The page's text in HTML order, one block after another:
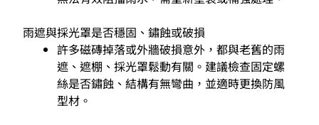
雨遮與採光罩是否穩固、鏽蝕或破損
許多磁磚掉落或外牆破損意外，都與老舊的雨
遮、遮棚、採光罩鬆動有關。建議檢查固定螺
絲是否鏽蝕、結構有無彎曲，並適時更換防風
型材。